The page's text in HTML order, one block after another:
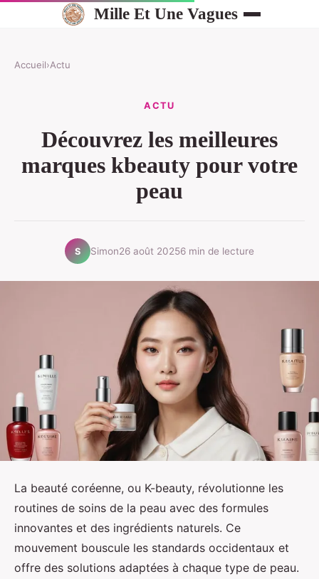
Mille Et Une Vagues
Accueil›Actu
ACTU
Découvrez les meilleures
marques kbeauty pour votre
peau
S Simon26 août 20256 min de lecture
La beauté coréenne, ou K-beauty, révolutionne les
routines de soins de la peau avec des formules
innovantes et des ingrédients naturels. Ce
mouvement bouscule les standards occidentaux et
offre des solutions adaptées à chaque type de peau.